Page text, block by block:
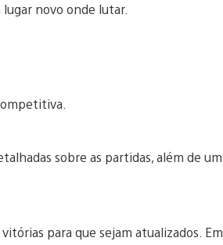
novo onde lutar.
sobre as partidas, além de um
para que sejam atualizados. Em